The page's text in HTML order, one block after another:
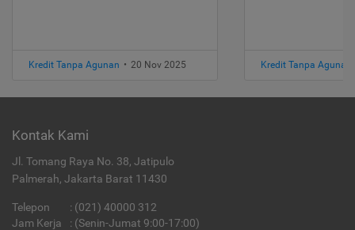
Kredit Tanpa Agunan • 20 Nov 2025 Kredit Tanpa Agunan
Kontak Kami
Jl. Tomang Raya No. 38, Jatipulo
Palmerah, Jakarta Barat 11430
Telepon : (021) 40000 312
Jam Kerja
: (Senin-Jumat 9:00-17:00)